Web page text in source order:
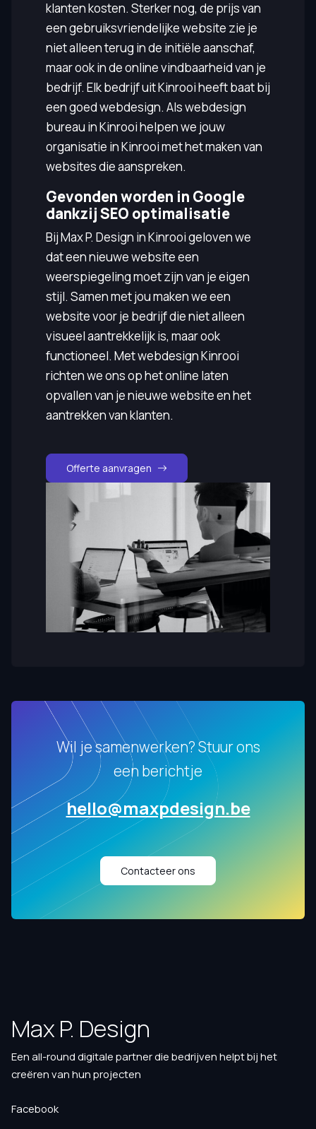
klanten kosten. Sterker nog, de prijs van
een gebruiksvriendelijke website zie je
niet alleen terug in de initiële aanschaf,
maar ook in de online vindbaarheid van je
bedrijf. Elk bedrijf uit Kinrooi heeft baat bij
een goed webdesign. Als webdesign
bureau in Kinrooi helpen we jouw
organisatie in Kinrooi met het maken van
websites die aanspreken.
Gevonden worden in Google
dankzij SEO optimalisatie
Bij Max P. Design in Kinrooi geloven we
dat een nieuwe website een
weerspiegeling moet zijn van je eigen
stijl. Samen met jou maken we een
website voor je bedrijf die niet alleen
visueel aantrekkelijk is, maar ook
functioneel. Met webdesign Kinrooi
richten we ons op het online laten
opvallen van je nieuwe website en het
aantrekken van klanten.
Offerte aanvragen
Wil je samenwerken? Stuur ons
een berichtje
hello@maxpdesign.be
Contacteer ons
Max P. Design
Een all-round digitale partner die bedrijven helpt bij het
creëren van hun projecten
Facebook